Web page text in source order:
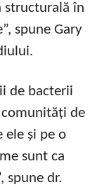
structurală în
spune Gary
de bacterii
de
ele și pe o
sunt ca
spune dr.